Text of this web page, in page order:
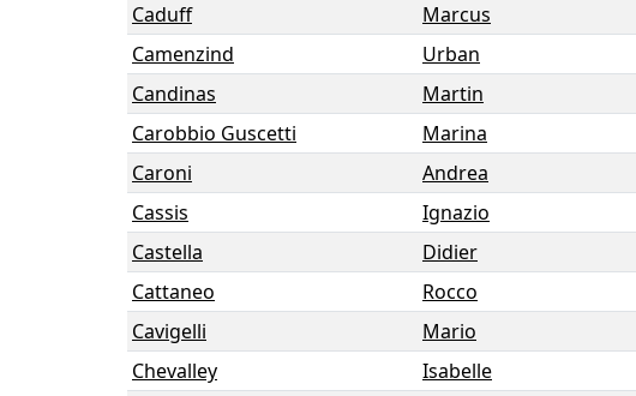
Caduff
Marcus
Camenzind
Urban
Candinas
Martin
Carobbio Guscetti
Marina
Caroni
Andrea
Cassis
Ignazio
Castella
Didier
Cattaneo
Rocco
Cavigelli
Mario
Chevalley
Isabelle